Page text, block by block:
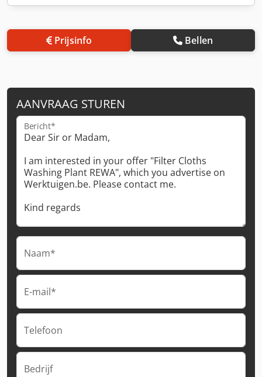
Prijsinfo Bellen
AANVRAAG STUREN
Bericht*
Naam*
E-mail*
Telefoon
Bedrijf